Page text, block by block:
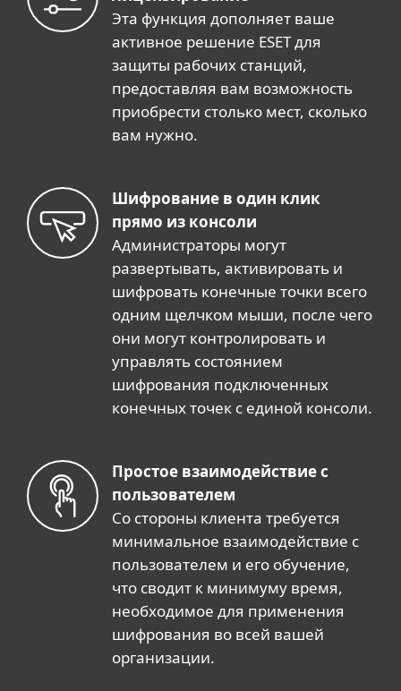
Эта функция дополняет ваше
активное решение ESET для
защиты рабочих станций,
предоставляя вам возможность
приобрести столько мест, сколько
вам нужно.
Шифрование в один клик
прямо из консоли
Администраторы могут
развертывать, активировать и
шифровать конечные точки всего
одним щелчком мыши, после чего
они могут контролировать и
управлять состоянием
шифрования подключенных
конечных точек с единой консоли.
Простое взаимодействие с
пользователем
Со стороны клиента требуется
минимальное взаимодействие с
пользователем и его обучение,
что сводит к минимуму время,
необходимое для применения
шифрования во всей вашей
организации.